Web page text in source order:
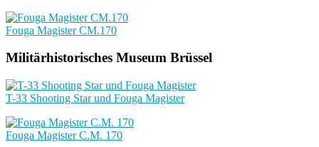
Fouga Magister CM.170
Militärhistorisches Museum Brüssel
T-33 Shooting Star und Fouga Magister
Fouga Magister C.M. 170